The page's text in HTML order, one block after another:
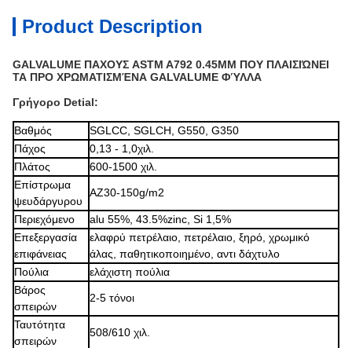
Product Description
GALVALUME ΠΑΧΟΥΣ ASTM A792 0.45MM ΠΟΥ ΠΛΑΙΣΙΏΝΕΙ
ΤΑ ΠΡΟ ΧΡΩΜΑΤΙΣΜΈΝΑ GALVALUME ΦΎΛΛΑ
Γρήγορο Detial:
Βαθμός
SGLCC, SGLCH, G550, G350
Πάχος
0,13 - 1,0χιλ.
Πλάτος
600-1500 χιλ.
Επίστρωμα
ψευδάργυρου
AZ30-150g/m2
Περιεχόμενο
alu 55%, 43.5%zinc, Si 1,5%
Επεξεργασία
επιφάνειας
ελαφρύ πετρέλαιο, πετρέλαιο, ξηρό, χρωμικό
άλας, παθητικοποιημένο, αντι δάχτυλο
Πούλια
ελάχιστη πούλια
Βάρος
σπειρών
2-5 τόνοι
Ταυτότητα
σπειρών
508/610 χιλ.